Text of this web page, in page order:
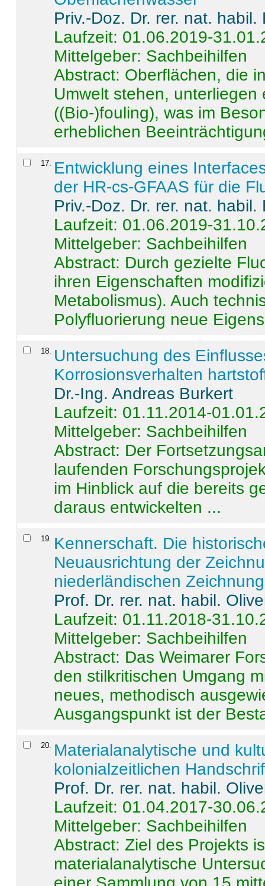
Priv.-Doz. Dr. rer. nat.
Laufzeit: 01.06.2019-
Mittelgeber: Sachbeihilfen
Abstract: Oberflächen, die
Umwelt stehen,
((Bio-)fouling), was im
erheblichen
17
Entwicklung eines
der HR-cs-GFAAS für die
Priv.-Doz. Dr. rer. nat.
Laufzeit: 01.06.2019-
Mittelgeber: Sachbeihilfen
Abstract: Durch gezielte
ihren Eigenschaften
Metabolismus). Auch
Polyfluorierung neue
18
Untersuchung des
Korrosionsverhalten
Dr.-Ing. Andreas Burkert
Laufzeit: 01.11.2014-
Mittelgeber: Sachbeihilfen
Abstract: Der
laufenden
im Hinblick auf die bereits
daraus entwickelten ...
19
Kennerschaft. Die
Neuausrichtung der
niederländischen
Prof. Dr. rer. nat. habil.
Laufzeit: 01.11.2018-
Mittelgeber: Sachbeihilfen
Abstract: Das Weimarer
den stilkritischen Umgang
neues, methodisch
Ausgangspunkt ist der
20
Materialanalytische und
kolonialzeitlichen
Prof. Dr. rer. nat. habil.
Laufzeit: 01.04.2017-
Mittelgeber: Sachbeihilfen
Abstract:Ziel des Projekts
materialanalytische